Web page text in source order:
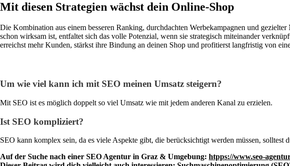
Mit diesen Strategien wächst dein Online-Shop
Die Kombination aus einem besseren Ranking, durchdachten Werbekampagnen und
schon wirksam ist, entfaltet sich das volle Potenzial, wenn sie strategisch miteinander
erreichst mehr Kunden, stärkst ihre Bindung an deinen Shop und profitierst langfristig von
Um wie viel kann ich mit SEO meinen Umsatz steigern?
Mit SEO ist es möglich doppelt so viel Umsatz wie mit jedem anderen Kanal zu erzielen.
Ist SEO kompliziert?
SEO kann komplex sein, da es viele Aspekte gibt, die berücksichtigt werden müssen, solltest
Auf der Suche nach einer SEO Agentur in Graz & Umgebung: htpps://www.seo-